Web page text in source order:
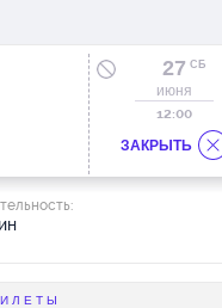
27 СБ
июня
12:00
ЗАКРЫТЬ